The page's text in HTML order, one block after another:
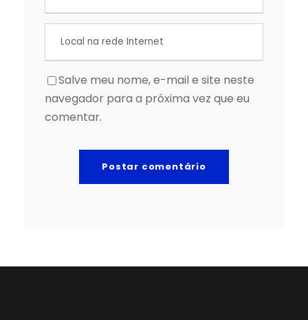
Salve meu nome, e-mail e site neste
navegador para a próxima vez que eu
comentar.